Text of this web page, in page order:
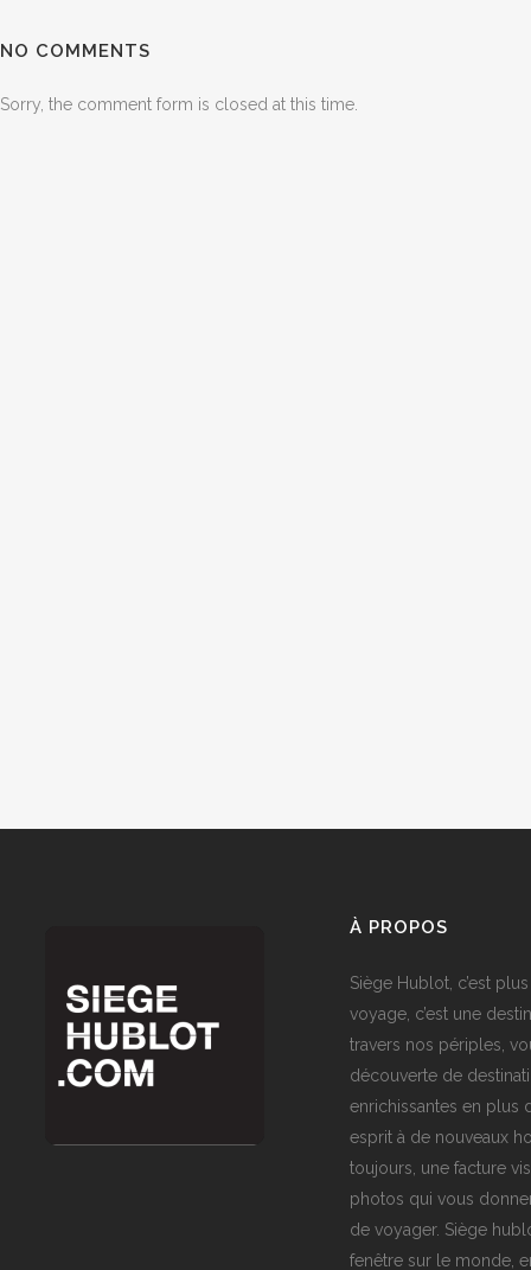
NO COMMENTS
Sorry, the comment form is closed at this time.
À PROPOS
Siège Hublot, c’est
voyage, c’est une
travers nos périples,
découverte de
enrichissantes en plus
esprit à de nouveaux
toujours, une facture
photos qui vous
de voyager. Siège
fenêtre sur le monde,